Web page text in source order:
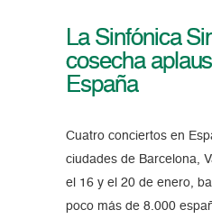
La Sinfónica
cosecha
España
Cuatro conciertos en
ciudades de Barcelona,
el 16 y el 20 de enero,
poco más de 8.000